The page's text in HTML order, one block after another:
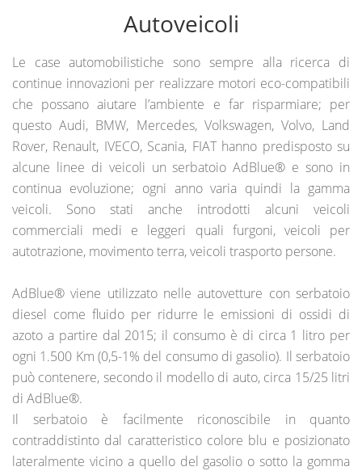
Autoveicoli
Le case automobilistiche sono sempre alla ricerca di
continue innovazioni per realizzare motori eco-compatibili
che possano aiutare l’ambiente e far risparmiare; per
questo Audi, BMW, Mercedes, Volkswagen, Volvo, Land
Rover, Renault, IVECO, Scania, FIAT hanno predisposto su
alcune linee di veicoli un serbatoio AdBlue® e sono in
continua evoluzione; ogni anno varia quindi la gamma
veicoli. Sono stati anche introdotti alcuni veicoli
commerciali medi e leggeri quali furgoni, veicoli per
autotrazione, movimento terra, veicoli trasporto persone.
AdBlue® viene utilizzato nelle autovetture con serbatoio
diesel come fluido per ridurre le emissioni di ossidi di
azoto a partire dal 2015; il consumo è di circa 1 litro per
ogni 1.500 Km (0,5-1% del consumo di gasolio). Il serbatoio
può contenere, secondo il modello di auto, circa 15/25 litri
di AdBlue®.
Il serbatoio è facilmente riconoscibile in quanto
contraddistinto dal caratteristico colore blu e posizionato
lateralmente vicino a quello del gasolio o sotto la gomma